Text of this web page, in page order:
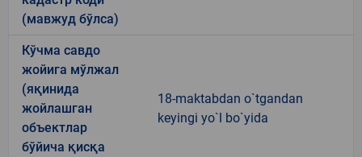
(мавжуд бўлса)
Кўчма савдо
жойига мўлжал
(яқинида
жойлашган
объектлар
бўйича қисқа
18-maktabdan o`tgandan
keyingi yo`l bo`yida